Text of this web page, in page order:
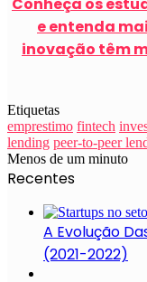
e entenda
inovação têm
Etiquetas
emprestimo fintech
lending peer-to-peer
Menos de um minuto
Recentes
A Evolução
(2021-2022)